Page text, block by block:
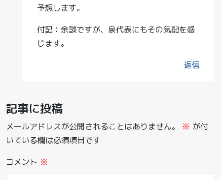
予想します。
付記：余談ですが、泉代表にもその気配を感
じます。
返信
記事に投稿
メールアドレスが公開されることはありません。 ※ が付
いている欄は必須項目です
コメント ※